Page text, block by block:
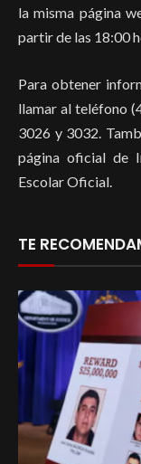
la misma página
partir de las 18:00
Para obtener
llamar al teléfono
3026 y 3032.
página oficial de
Escolar Oficial.
TE